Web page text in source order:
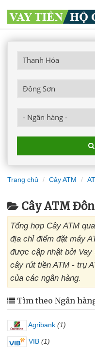
Trang chủ Cây ATM
Cây ATM
Tổng hợp Cây ATM
địa chỉ điểm đặt máy
được cập nhật bởi Vay
cây rút tiền ATM - trụ
của các ngân hàng.
Tìm theo Ngân
Agribank (1)
VIB (1)